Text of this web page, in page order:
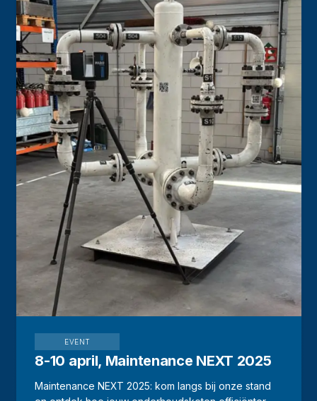
EVENT
8-10 april, Maintenance NEXT 2025
Maintenance NEXT 2025: kom langs bij onze stand